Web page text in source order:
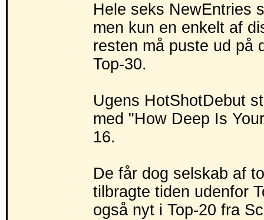
Hele seks NewEntries
men kun en enkelt af
resten må puste ud på
Top-30.
Ugens HotShotDebut
med "How Deep Is
16.
De får dog selskab af
tilbragte tiden udenfor
også nyt i Top-20 fra